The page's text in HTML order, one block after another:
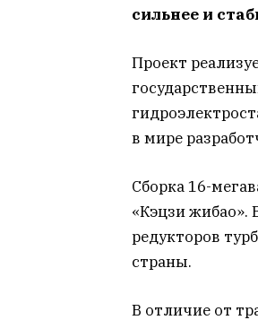
сильнее и
Проект
в мире
Сборка 16-
«Кэцзи жибао».
редукторов
страны.
В отличие от